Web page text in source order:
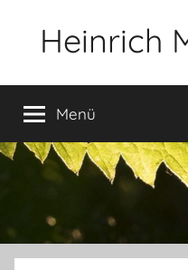
Heinrich
Glauben,
Umwelt,
Fotografie,
Menü